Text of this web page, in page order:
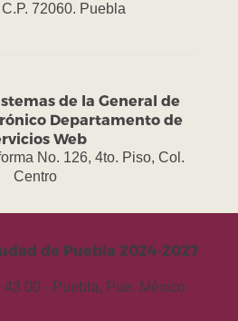
C.P. 72060. Puebla
de la General de
Departamento de
Web
No. 126, 4to. Piso, Col.
Centro
de Puebla 2024-2027
43 00 - Puebla, Pue. México